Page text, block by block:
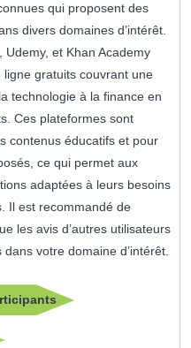
qui proposent des
divers domaines d’intérêt.
et Khan Academy
gratuits couvrant une
technologie à la finance en
Ces plateformes sont
contenus éducatifs et pour
ce qui permet aux
adaptées à leurs besoins
Il est recommandé de
les avis d’autres utilisateurs
votre domaine d’intérêt.